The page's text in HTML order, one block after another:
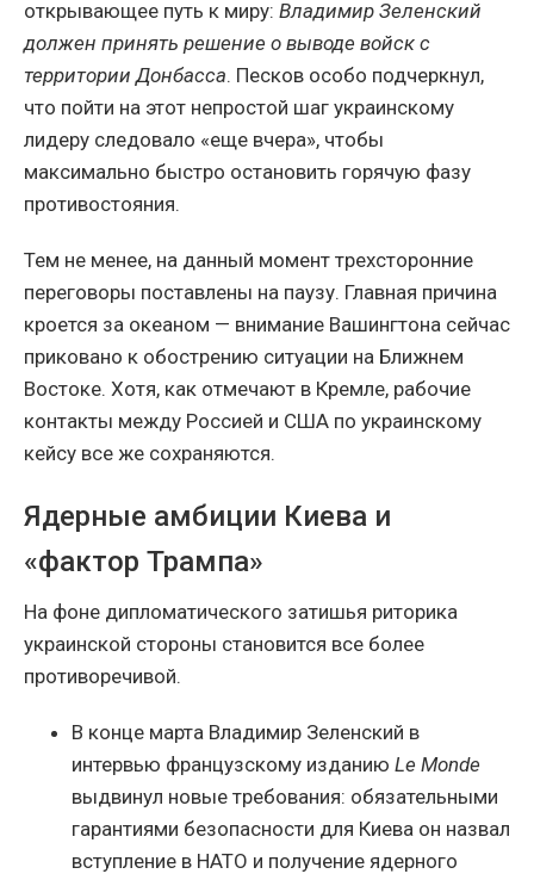
открывающее путь к миру: Владимир Зеленский
должен принять решение о выводе войск с
территории Донбасса. Песков особо подчеркнул,
что пойти на этот непростой шаг украинскому
лидеру следовало «еще вчера», чтобы
максимально быстро остановить горячую фазу
противостояния.
Тем не менее, на данный момент трехсторонние
переговоры поставлены на паузу. Главная причина
кроется за океаном — внимание Вашингтона сейчас
приковано к обострению ситуации на Ближнем
Востоке. Хотя, как отмечают в Кремле, рабочие
контакты между Россией и США по украинскому
кейсу все же сохраняются.
Ядерные амбиции Киева и
«фактор Трампа»
На фоне дипломатического затишья риторика
украинской стороны становится все более
противоречивой.
В конце марта Владимир Зеленский в
интервью французскому изданию Le Monde
выдвинул новые требования: обязательными
гарантиями безопасности для Киева он назвал
вступление в НАТО и получение ядерного